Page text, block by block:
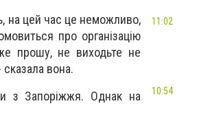
на цей час це неможливо,
про організацію
прошу, не виходьте не
сказала вона.
з Запоріжжя. Однак на
11:02
10:54